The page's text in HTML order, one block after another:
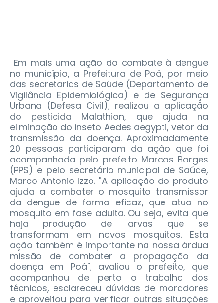
Em mais uma ação do combate à dengue
no município, a Prefeitura de Poá, por meio
das secretarias de Saúde (Departamento de
Vigilância Epidemiológica) e de Segurança
Urbana (Defesa Civil), realizou a aplicação
do pesticida Malathion, que ajuda na
eliminação do inseto Aedes aegypti, vetor da
transmissão da doença. Aproximadamente
20 pessoas participaram da ação que foi
acompanhada pelo prefeito Marcos Borges
(PPS) e pelo secretário municipal de Saúde,
Marco Antonio Izzo. "A aplicação do produto
ajuda a combater o mosquito transmissor
da dengue de forma eficaz, que atua no
mosquito em fase adulta. Ou seja, evita que
haja produção de larvas que se
transformam em novos mosquitos. Esta
ação também é importante na nossa árdua
missão de combater a propagação da
doença em Poá", avaliou o prefeito, que
acompanhou de perto o trabalho dos
técnicos, esclareceu dúvidas de moradores
e aproveitou para verificar outras situações